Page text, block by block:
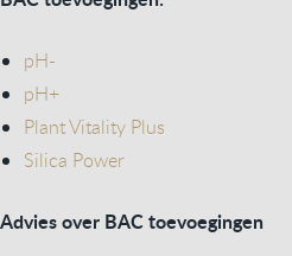
pH-
pH+
Plant Vitality Plus
Silica Power
Advies over BAC toevoegingen